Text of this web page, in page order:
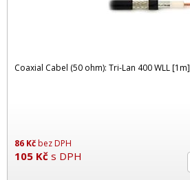
Coaxial Cabel (50 ohm): Tri-Lan 400 WLL [1m]
86 Kčbez DPH
105 Kč s DPH